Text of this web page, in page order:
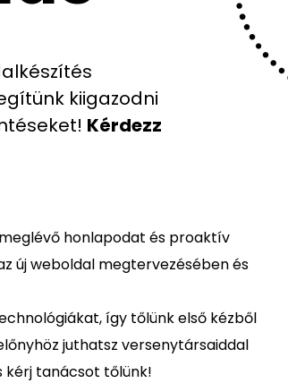
kiigazodni
Kérdezz
honlapodat és proaktív
új weboldal megtervezésében és
így tőlünk első kézből
juthatsz versenytársaiddal
kérj tanácsot tőlünk!